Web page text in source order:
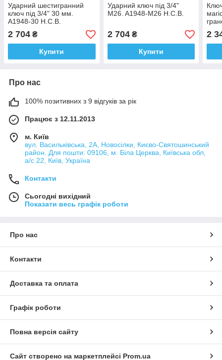
Ударний шестигранний
ключ під 3/4" 30 мм.
A1948-30 H.C.B.
2 704 ₴
Купити
Ударний ключ під 3/4"
M26. A1948-M26 H.C.B.
2 704₴
Купити
2
Про нас
100% позитивних з 9 відгуків за рік
Працює з 12.11.2013
м. Київ
вул. Васильківська, 2А, Новосілки, Києво-Святошинський
район. Для пошти: 09106, м. Біла Церква, Київська обл,
а/с 22, Київ, Україна
Контакти
Сьогодні вихідний
Показати весь графік роботи
Про нас
Контакти
Доставка та оплата
Графік роботи
Повна версія сайту
Сайт створено на маркетплейсі Prom.ua